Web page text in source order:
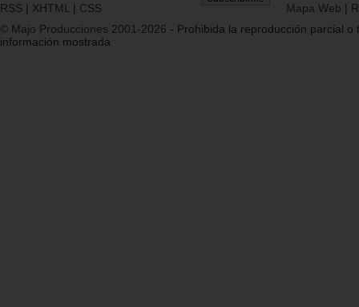
RSS | XHTML | CSS Mapa Web |
© Majo Producciones 2001-2026 - Prohibida la reproducción parcial o
información mostrada